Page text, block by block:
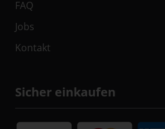
FAQ
Jobs
Kontakt
Sicher einkaufen